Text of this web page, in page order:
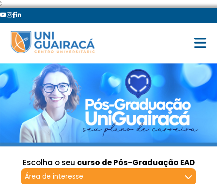
';
Escolha o seu curso de Pós-Graduação EAD
Área de interesse